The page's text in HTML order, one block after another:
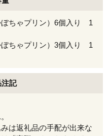
ぼちゃプリン）6個入り 1
ぼちゃプリン）3個入り 1
記
は返礼品の手配が出来な